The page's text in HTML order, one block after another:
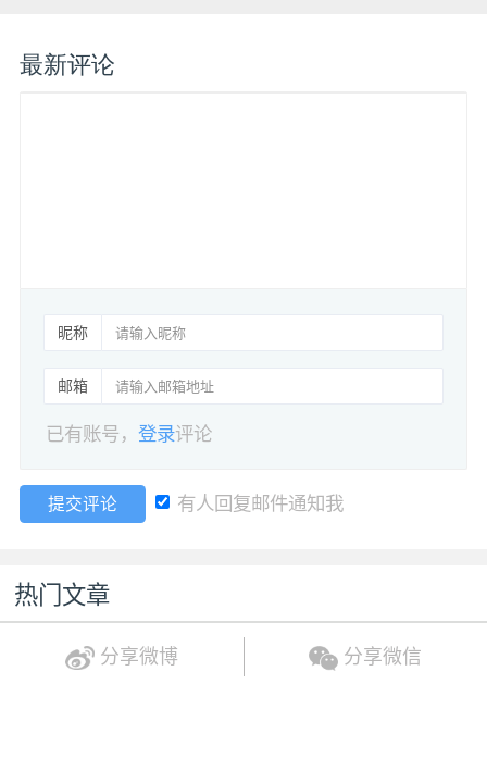
最新评论
昵称
邮箱
已有账号，登录评论
提交评论 有人回复邮件通知我
热门文章
分享微博 分享微信